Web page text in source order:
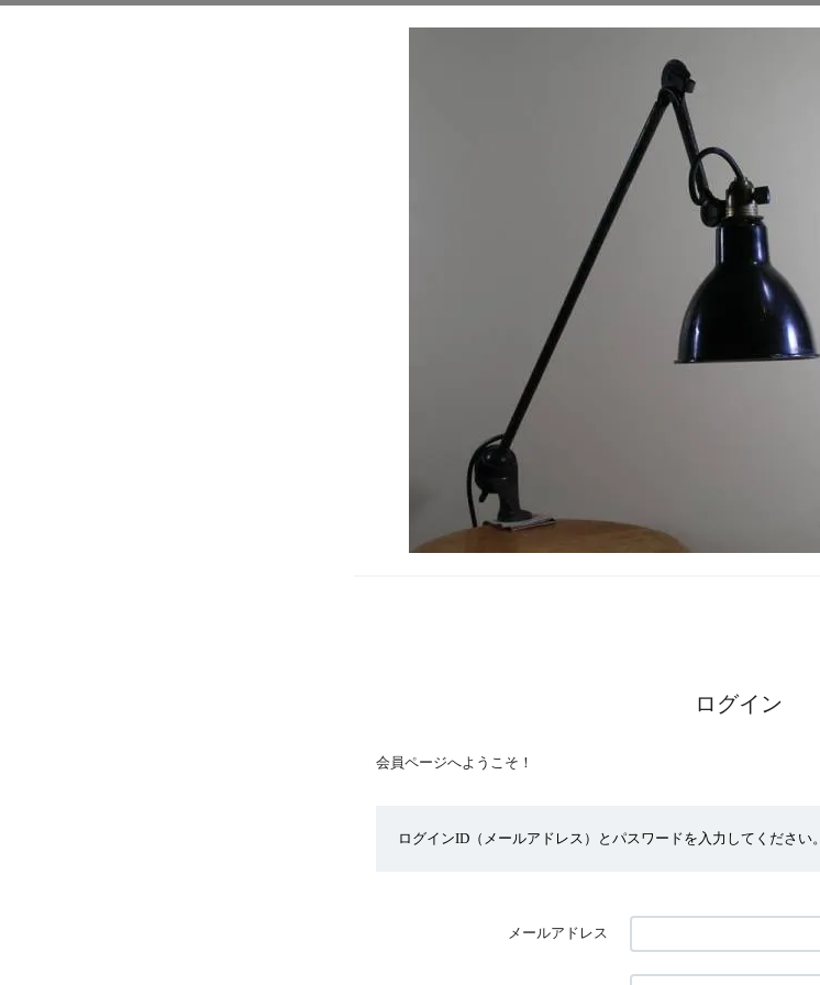
ログイン
会員ページへようこそ！
ログインID（メールアドレス）とパスワードを入力してください。
メールアドレス